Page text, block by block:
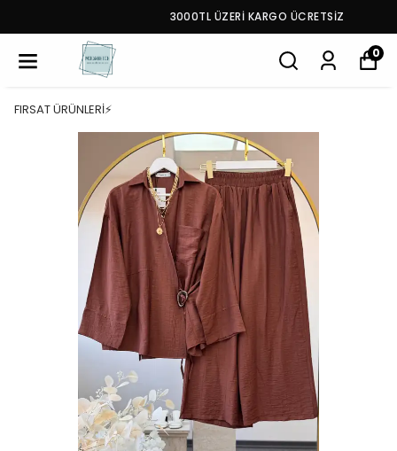
3000TL ÜZERİ KARGO ÜCRETSİZ
0
FIRSAT ÜRÜNLERİ⚡